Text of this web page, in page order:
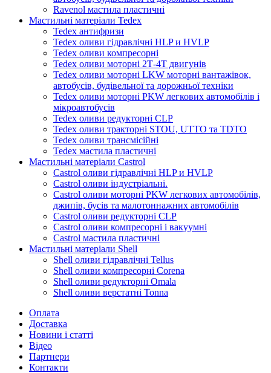
Ravenol мастила пластичні
Мастильні матеріали Tedex
Tedex антифризи
Tedex оливи гідравлічні HLP и HVLP
Tedex оливи компресорні
Tedex оливи моторні 2Т-4Т двигунів
Tedex оливи моторні LKW моторні вантажівок,
автобусів, будівельної та дорожньої техніки
Tedex оливи моторні PKW легкових автомобілів і
мікроавтобусів
Tedex оливи редукторні CLP
Tedex оливи тракторні STOU, UTTO та TDTO
Tedex оливи трансмісійні
Tedex мастила пластичні
Мастильні матеріали Castrol
Castrol оливи гідравлічні HLP и HVLP
Castrol оливи індустріальні.
Castrol оливи моторні PKW легкових автомобілів,
джипів, бусів та малотоннажних автомобілів
Castrol оливи редукторні CLP
Castrol оливи компресорні і вакуумні
Castrol мастила пластичні
Мастильні матеріали Shell
Shell оливи гідравлічні Tellus
Shell оливи компресорні Corena
Shell оливи редукторні Omala
Shell оливи верстатні Tonna
Оплата
Доставка
Новини і статті
Відео
Партнери
Контакти